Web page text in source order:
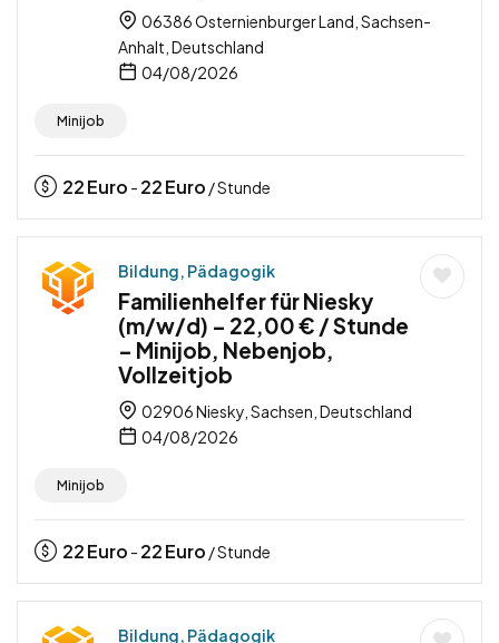
06386 Osternienburger Land, Sachsen-
Anhalt, Deutschland
04/08/2026
Minijob
22Euro - 22Euro / Stunde
Bildung, Pädagogik
Familienhelfer für Niesky
(m/w/d) – 22,00 € / Stunde
– Minijob, Nebenjob,
Vollzeitjob
02906 Niesky, Sachsen, Deutschland
04/08/2026
Minijob
22Euro - 22Euro / Stunde
Bildung, Pädagogik